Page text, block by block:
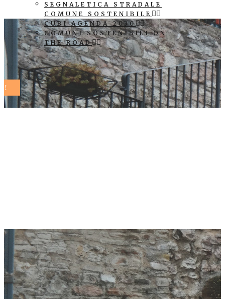
SEGNALETICA STRADALE
COMUNE SOSTENIBILE
CUBI AGENDA 2030
COMUNI SOSTENIBILI ON
THE ROAD